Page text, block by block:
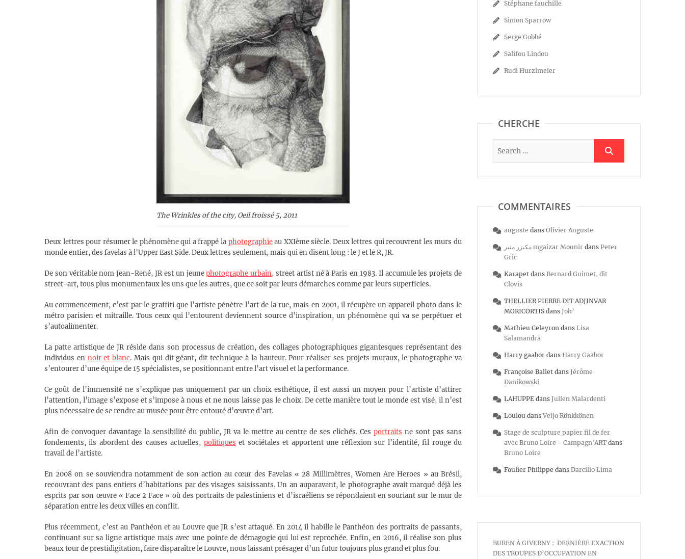
The Wrinkles of the city, Oeil froissé 5, 2011
Deux lettres pour résumer le phénomène qui a frappé la photographieau XXIème siècle. Deux lettres qui recouvrent les murs du
monde entier, des favelas à l’Upper East Side. Deux lettres seulement, mais qui en disent long : le J et le R, JR.
De son véritable nom Jean-René, JR est un jeunephotographe urbain, street artist né à Paris en 1983. Il accumule les projets de
street-art, tous plus monumentaux les uns que les autres, que ce soit par leurs démarches comme par leurs superficies.
Au commencement, c’est par le graffiti que l’artiste pénètre l’art de la rue, mais en 2001, il récupère un appareil photo dans le
métro parisien et mitraille. Tous ceux qui l’entourent deviennent source d’inspiration, un phénomène qui va se perpétuer et
s’autoalimenter.
La patte artistique de JR réside dans son processus de création, des collages photographiques gigantesques représentant des
individus en noir et blanc. Mais qui dit géant, dit technique à la hauteur. Pour réaliser ses projets muraux, le photographe va
s’entourer d’une équipe de 15 spécialistes, se positionnant entre l’art visuel et la performance.
Ce goût de l’immensité ne s’explique pas uniquement par un choix esthétique, il est aussi un moyen pour l’artiste d’attirer
l’attention, l’image s’expose et s’impose à nous et ne nous laisse pas le choix. De cette manière tout le monde est visé, il n’est
plus nécessaire de se rendre au musée pour être entouré d’œuvre d’art.
Afin de convoquer davantage la sensibilité du public, JR va le mettre au centre de ses clichés. Ces portraits ne sont pas sans
fondements, ils abordent des causes actuelles, politiques et sociétales et apportent une réflexion sur l’identité, fil rouge du
travail de l’artiste.
En 2008 on se souviendra notamment de son action au cœur des Favelas « 28 Millimètres, Women Are Heroes » au Brésil,
recouvrant des pans entiers d’habitations par des visages saisissants. Un an auparavant, le photographe avait marqué déjà les
esprits par son œuvre « Face 2 Face » où des portraits de palestiniens et d’israéliens se répondaient en souriant sur le mur de
séparation entre les deux villes en conflit.
Plus récemment, c’est au Panthéon et au Louvre que JR s’est attaqué. En 2014 il habille le Panthéon des portraits de passants,
continuant sur sa ligne artistique mais avec une pointe de démagogie qui lui est reprochée. Enfin, en 2016, il réalise son plus
beaux tour de prestidigitation, faire disparaître le Louvre, nous laissant présager d’un futur toujours plus grand et plus fou.
Stéphane fauchille
Simon Sparrow
Serge Gobbé
Salifou Lindou
Rudi Hurzlmeier
CHERCHE
COMMENTAIRES
auguste dans Olivier Auguste
مكيزر منير mgaizar Mounir dans Peter
Gric
Karapet dans Bernard Guimet, dit
Clovis
THELLIER PIERRE DIT ADJINVAR
MORICORTIS dans Joh’
Mathieu Celeyron dans Lisa
Salamandra
Harry gaabor dans Harry Gaabor
Françoise Ballet dans Jérôme
Danikowski
LAHUPPE dans Julien Malardenti
Loulou dans Veijo Rönkkönen
Stage de sculpture papier fil de fer
avec Bruno Loire - Campagn'ART dans
Bruno Loire
Foulier Philippe dans Darcilio Lima
BUREN À GIVERNY : DERNIÈRE EXACTION
DES TROUPES D’OCCUPATION EN